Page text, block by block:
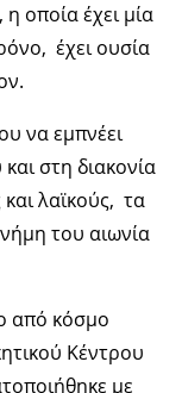
οποία έχει μία
έχει ουσία
να εμπνέει
στη διακονία
λαϊκούς, τα
του αιωνία
από κόσμο
Κέντρου
με